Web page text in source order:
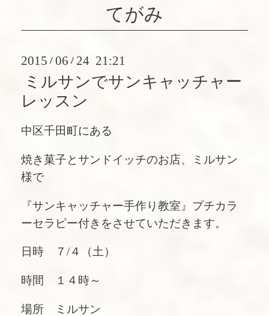
てがみ
2015 / 06 / 24 21:21
ミルサンでサンキャッチャー
レッスン
中区千田町にある
焼き菓子とサンドイッチのお店、
ミルサン
様で
『サンキャッチャー手作り教室』プチカラ
ーセラピー付きをさせていただきます。
日時 ７/４（土）
時間 １４時～
場所 ミルサン